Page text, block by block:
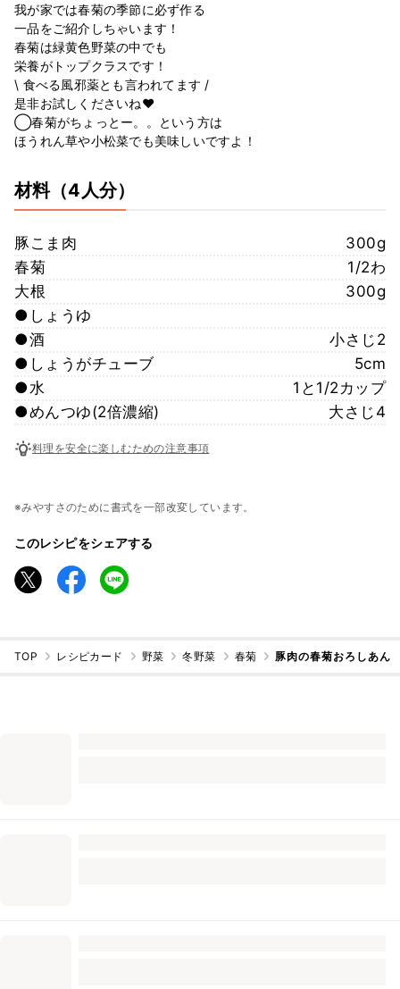
我が家では春菊の季節に必ず作る
一品をご紹介しちゃいます！
春菊は緑黄色野菜の中でも
栄養がトップクラスです！
\ 食べる風邪薬とも言われてます /
是非お試しくださいね♥️
◯春菊がちょっとー。。という方は
ほうれん草や小松菜でも美味しいですよ！
材料（4人分）
豚こま肉
300g
春菊
1/2わ
大根
300g
●しょうゆ
●酒
小さじ2
●しょうがチューブ
5cm
●水
1と1/2カップ
●めんつゆ(2倍濃縮)
大さじ4
料理を安全に楽しむための注意事項
※みやすさのために書式を一部改変しています。
このレシピをシェアする
TOP レシピカード 野菜 冬野菜 春菊 豚肉の春菊おろしあん